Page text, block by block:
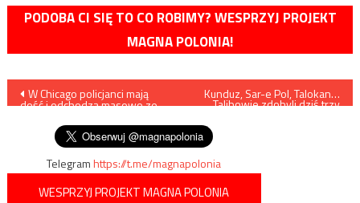
PODOBA CI SIĘ TO CO ROBIMY? WESPRZYJ PROJEKT
MAGNA POLONIA!
Nawigacja
wpisu
W Chicago policjanci mają
dość i odchodzą masowo ze
Kunduz, Sar-e Pol, Talokan…
Talibowie zdobyli dziś trzy
Telegramhttps://t.me/magnapolonia
WESPRZYJ PROJEKT MAGNA POLONIA